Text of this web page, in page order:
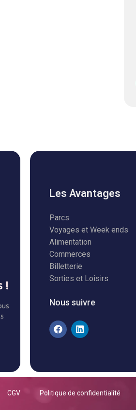
!
Les Avantages
Parcs
Voyages et Week ends
Alimentation
Commerces
Billetterie
Sorties et Loisirs
Nous suivre
CGV Politique de confidentialité